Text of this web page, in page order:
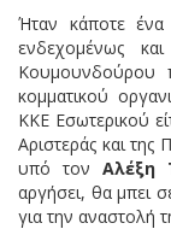
Ήταν κάποτε
ενδεχομένως
Κουμουνδούρου
κομματικού
ΚΚΕ Εσωτερικού
Αριστεράς και
υπό τον Αλέξη
αργήσει, θα μπει
για την αναστολή